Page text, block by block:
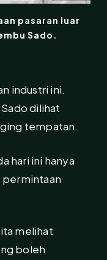
pasaran luar
Sado.
industri ini.
dilihat
tempatan.
hari ini hanya
permintaan
melihat
boleh